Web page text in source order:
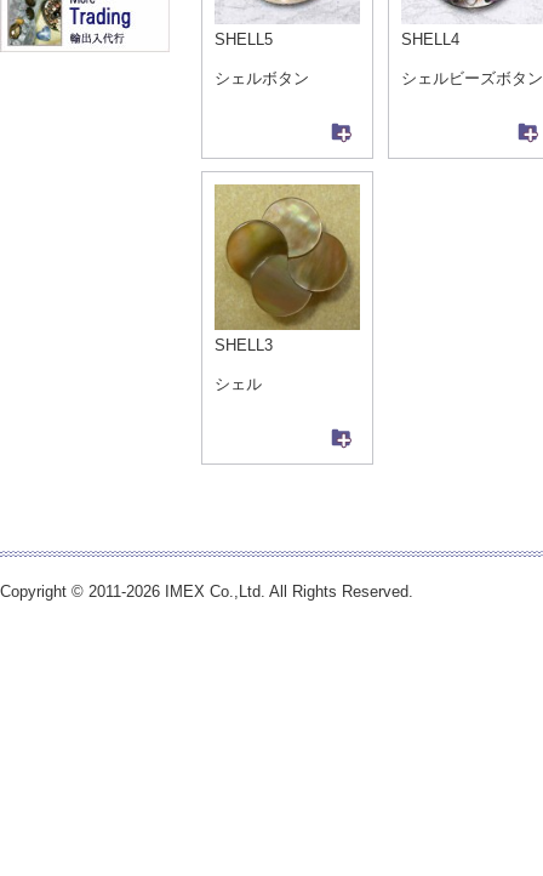
SHELL5
シェルボタン
SHELL4
シェルビーズボタン
SHELL3
シェル
Copyright © 2011-2026 IMEX Co.,Ltd. All Rights Reserved.